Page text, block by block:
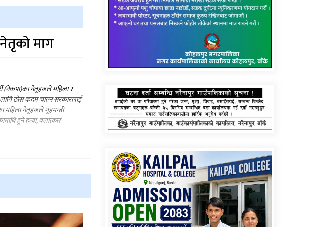
माग
(नेकपा)का नेतृहरूले महिला र
ठोस कदम चाल्न सरकारलाई
महिला नेतृहरूले गृहमन्त्री
हुने हत्या, बलात्कार